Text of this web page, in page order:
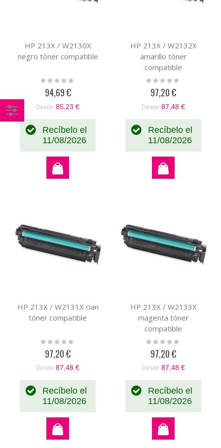
HP 213X / W2130X
negro tóner compatible
Rating:
94,69 €
Desde 85,23 €
Recíbelo el
11/08/2026
HP 213X / W2132X
amarillo tóner
compatible
Rating:
97,20 €
Desde 87,48 €
Recíbelo el
11/08/2026
HP 213X / W2131X cian
tóner compatible
Rating:
97,20 €
Desde 87,48 €
Recíbelo el
11/08/2026
HP 213X / W2133X
magenta tóner
compatible
Rating:
97,20 €
Desde 87,48 €
Recíbelo el
11/08/2026
Comprar